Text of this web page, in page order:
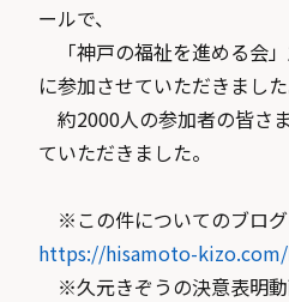
ールで、
「神戸の福祉を進める会」
に参加させていただきました
約2000人の参加者の皆さ
ていただきました。
※この件についてのブロ
https://hisamoto-
※久元きぞうの決意表明